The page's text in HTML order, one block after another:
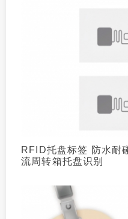
RFID托盘标签 防水耐
流周转箱托盘识别